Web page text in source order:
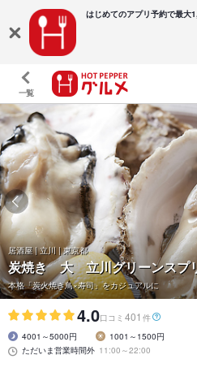
はじめてのアプリ予約で最大
一覧
居酒屋 | 立川 | 東京都
炭焼き 大 立川グリーンスプ
本格「炭火焼き鳥×寿司」をカジュアルに
4.0口コミ 401 件
4001～5000円
1001～1500円
ただいま営業時間外 11:00～22:00